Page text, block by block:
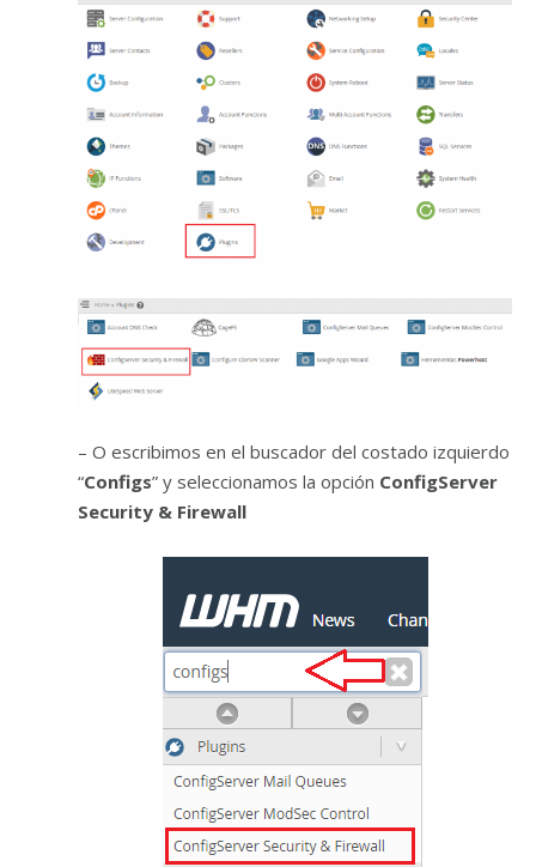
– O escribimos en el buscador del costado izquierdo
“Configs” y seleccionamos la opción ConfigServer
Security & Firewall